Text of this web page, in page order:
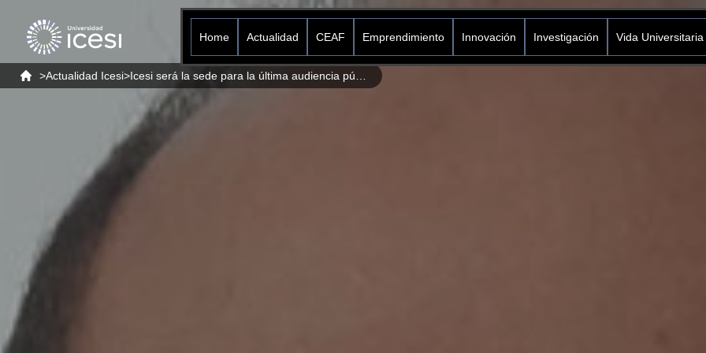
>Actualidad Icesi>
Home Actualidad CEAF Emprendimiento Innovación Investigación Vida Universitaria